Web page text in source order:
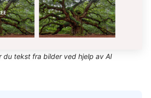
du tekst fra bilder ved hjelp av AI